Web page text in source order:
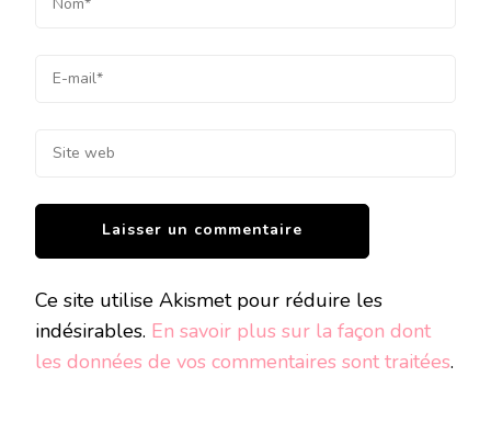
Ce site utilise Akismet pour réduire les
indésirables. En savoir plus sur la façon dont
les données de vos commentaires sont traitées.